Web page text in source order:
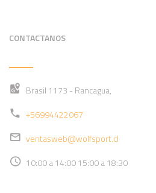
CONTACTANOS
Brasil 1173 - Rancagua,
+56994422067
ventasweb@wolfsport.cl
10:00 a 14:00 15:00 a 18:30